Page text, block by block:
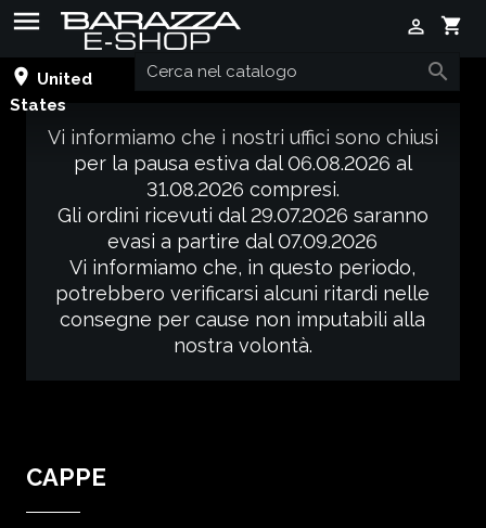

place United
States
shopping_cart


Vi informiamo che i nostri uffici sono chiusi
per la pausa estiva dal 06.08.2026 al
31.08.2026 compresi.
Gli ordini ricevuti dal 29.07.2026 saranno
evasi a partire dal 07.09.2026
Vi informiamo che, in questo periodo,
potrebbero verificarsi alcuni ritardi nelle
consegne per cause non imputabili alla
nostra volontà.
CAPPE